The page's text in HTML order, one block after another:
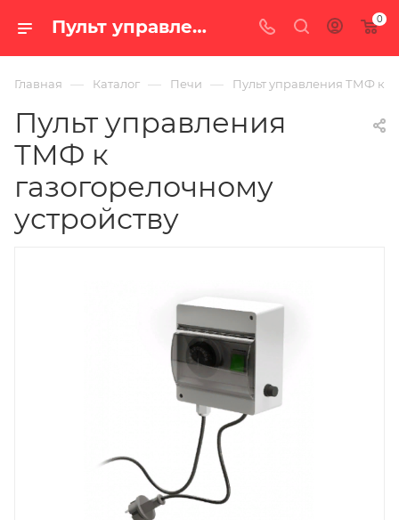
Пульт управления ТМФ к газогорелочному устройству — цена в Екатеринбурге, купить в интернет-магазине «100 печей.ру» 0
Главная — Каталог — Печи — Пульт управления ТМФ к
Пульт управления
ТМФ к
газогорелочному
устройству